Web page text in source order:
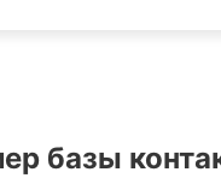
базы